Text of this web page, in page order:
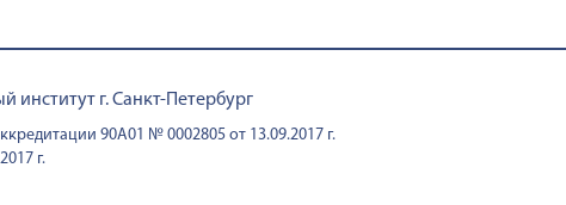
г. Санкт-Петербург
90А01 № 0002805 от 13.09.2017 г.
г.